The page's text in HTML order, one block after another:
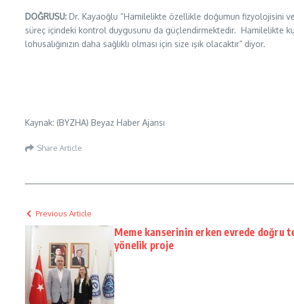
DOĞRUSU: Dr. Kayaoğlu “Hamilelikte özellikle doğumun fizyolojisini ve
süreç içindeki kontrol duygusunu da güçlendirmektedir. Hamilelikte
lohusalığınızın daha sağlıklı olması için size ışık olacaktır” diyor.
Kaynak: (BYZHA) Beyaz Haber Ajansı
Share Article
Previous Article
Meme kanserinin erken evrede doğru
yönelik proje